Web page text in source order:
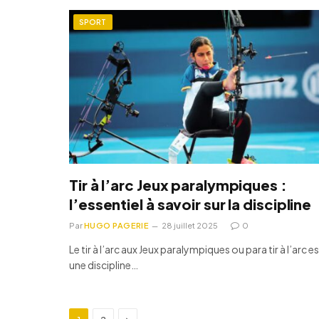
SPORT
Tir à l’arc Jeux paralympiques :
l’essentiel à savoir sur la discipline
ParHUGO PAGERIE 28 juillet 2025 0
Le tir à l’arc aux Jeux paralympiques ou para tir à l’arc
une discipline…